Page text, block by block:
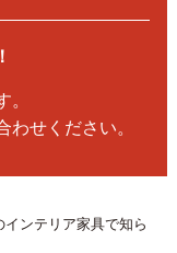
。
わせください。
ンテリア家具で知ら